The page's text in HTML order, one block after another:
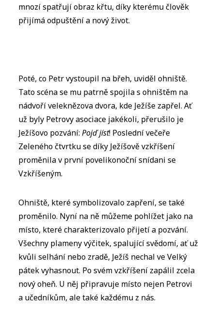
mnozí spatřují obraz křtu, díky kterému člověk
přijímá odpuštění a nový život.
Poté, co Petr vystoupil na břeh, uviděl ohniště.
Tato scéna se mu patrně spojila s ohništěm na
nádvoří veleknězova dvora, kde Ježíše zapřel. Ať
už byly Petrovy asociace jakékoli, přerušilo je
Ježíšovo pozvání:Pojď jíst! Poslední večeře
Zeleného čtvrtku se díky Ježíšově vzkříšení
proměnila v první povelikonoční snídani se
Vzkříšeným.
Ohniště, které symbolizovalo zapření, se také
proměnilo. Nyní na ně můžeme pohlížet jako na
místo, které charakterizovalo přijetí a pozvání.
Všechny plameny výčitek, spalující svědomí, ať už
kvůli selhání nebo zradě, Ježíš nechal ve Velký
pátek vyhasnout. Po svém vzkříšení zapálil zcela
nový oheň. U něj připravuje místo nejen Petrovi
a učedníkům, ale také každému z nás.